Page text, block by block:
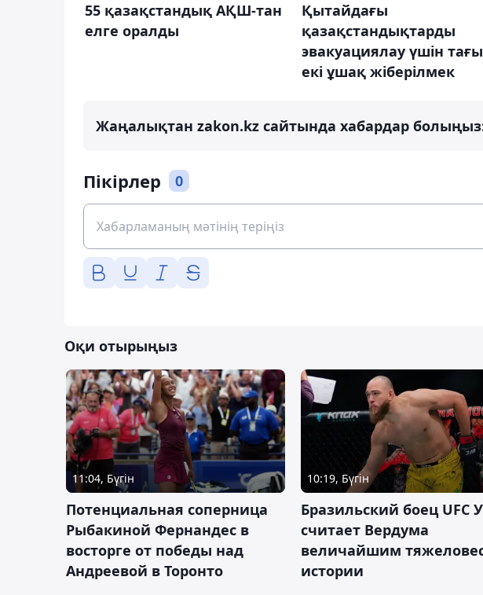
55 қазақстандық АҚШ-тан
елге оралды
Қытайдағы
қазақстандықтарды
эвакуациялау үшін тағы
екі ұшақ жіберілмек
Жаңалықтан zakon.kz сайтында хабардар
Пікірлер 0
Оқи отырыңыз
11:04, Бүгін
Потенциальная соперница
Рыбакиной Фернандес в
восторге от победы над
Андреевой в Торонто
10:19, Бүгін
Бразильский боец UFC
считает Вердума
величайшим
истории